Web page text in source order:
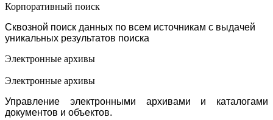
Корпоративный поиск
Сквозной поиск данных по всем источникам с выдачей
уникальных результатов поиска
Электронные архивы
Электронные архивы
Управление электронными архивами и каталогами
документов и объектов.